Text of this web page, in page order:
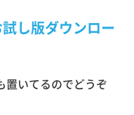
し版ダウンロー
いてるのでどうぞ